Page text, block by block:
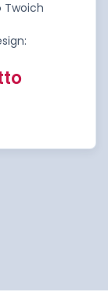
Twoich